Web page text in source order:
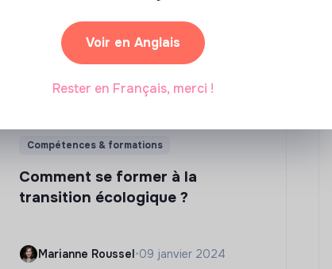
Compétences & formations
Comment se former à la
transition écologique ?
Marianne Roussel•09 janvier 2024
Voir en Anglais
Rester en Français, merci !